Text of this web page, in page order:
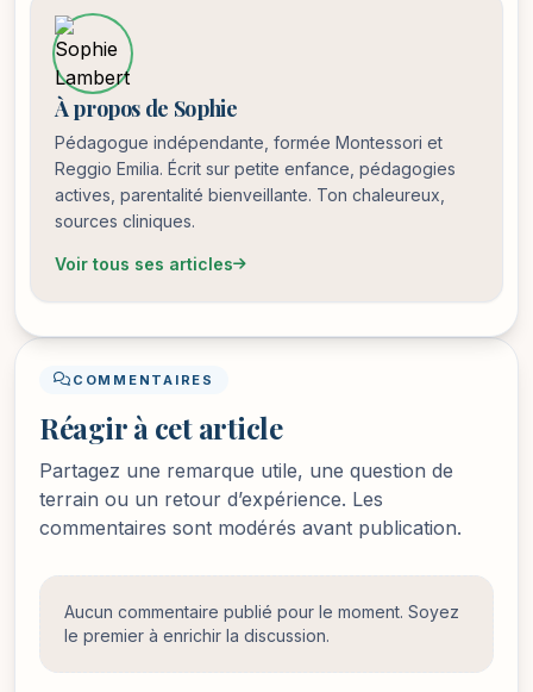
À propos de Sophie
Pédagogue indépendante, formée Montessori et
Reggio Emilia. Écrit sur petite enfance, pédagogies
actives, parentalité bienveillante. Ton chaleureux,
sources cliniques.
Voir tous ses articles
COMMENTAIRES
Réagir à cet article
Partagez une remarque utile, une question de
terrain ou un retour d’expérience. Les
commentaires sont modérés avant publication.
Aucun commentaire publié pour le moment. Soyez
le premier à enrichir la discussion.